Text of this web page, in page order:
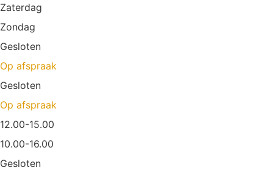
Zaterdag
Zondag
Gesloten
Op afspraak
Gesloten
Op afspraak
12.00-15.00
10.00-16.00
Gesloten